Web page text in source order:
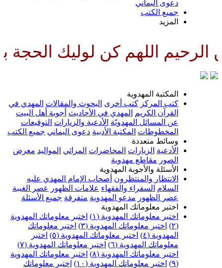
كن لوليك الحجة بن الحسن
المهدوية
كتب أخرى البحوث والمقالات المهدي في
المهدي في الأحاديث أجوبة أهل البيت
المسائل المهدويّة الأدعية والزيارات التوقيعات
المكتبة الأدبية دعوى اليماني جميع الكتب
متعددة
الزيارات المحاضرات المراثي المواليد معرض
مقاطع مهدوية
والأجوبة المهدوية
والمنتظرون أصحاب الإمام المهدي عليه
السفراء والفقهاء علامات الظهور عصر الغيبة
مدعو المهدوية متفرقة جميع الأسئلة
معلوماتك المهدوية
معلوماتك المهدوية (١)
اختبر معلوماتك المهدوية
اختبر معلوماتك المهدوية (٣)
اختبر معلوماتك
اختبر معلوماتك المهدوية (٥)
اختبر
المهدوية (٦)
اختبر معلوماتك المهدوية (٧)
معلوماتك المهدوية (٨)
اختبر معلوماتك المهدوية
اختبر معلوماتك المهدوية (١٠)
اختبر معلوماتك